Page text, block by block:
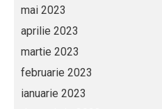
mai 2023
aprilie 2023
martie 2023
februarie 2023
ianuarie 2023